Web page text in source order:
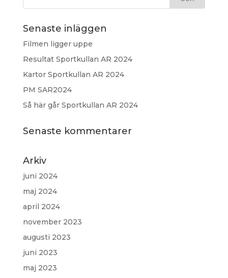
Senaste inläggen
Filmen ligger uppe
Resultat Sportkullan AR 2024
Kartor Sportkullan AR 2024
PM SAR2024
Så här går Sportkullan AR 2024
Senaste kommentarer
Arkiv
juni 2024
maj 2024
april 2024
november 2023
augusti 2023
juni 2023
maj 2023